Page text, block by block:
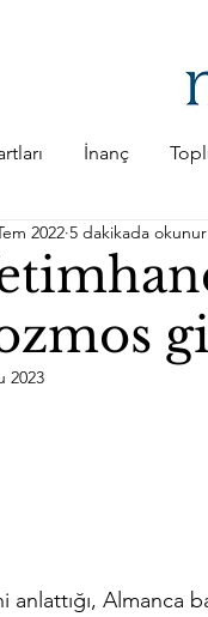
İnanç
2022 5 dakikada okunur
2023
Almanca